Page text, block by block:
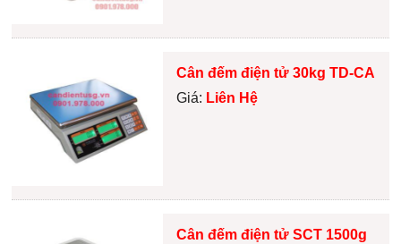
Cân đếm điện tử 30kg TD-CA
Giá: Liên Hệ
Cân đếm điện tử SCT 1500g